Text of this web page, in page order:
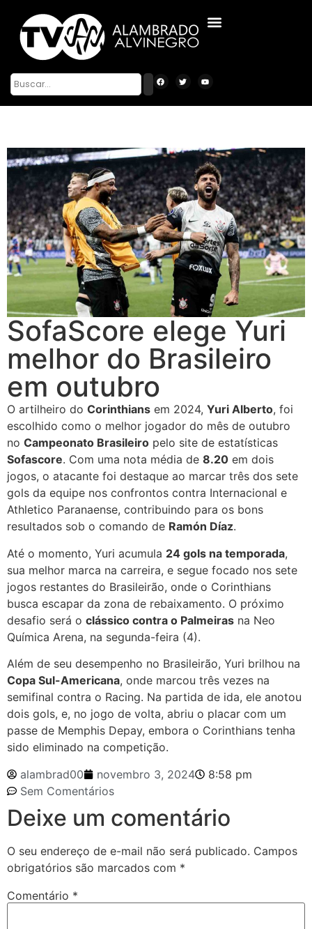
SofaScore elege Yuri
melhor do Brasileiro
em outubro
O artilheiro do Corinthians em 2024, Yuri Alberto, foi
escolhido como o melhor jogador do mês de outubro
no Campeonato Brasileiro pelo site de estatísticas
Sofascore. Com uma nota média de 8.20 em dois
jogos, o atacante foi destaque ao marcar três dos sete
gols da equipe nos confrontos contra Internacional e
Athletico Paranaense, contribuindo para os bons
resultados sob o comando de Ramón Díaz.
Até o momento, Yuri acumula 24 gols na temporada,
sua melhor marca na carreira, e segue focado nos sete
jogos restantes do Brasileirão, onde o Corinthians
busca escapar da zona de rebaixamento. O próximo
desafio será o clássico contra o Palmeiras na Neo
Química Arena, na segunda-feira (4).
Além de seu desempenho no Brasileirão, Yuri brilhou na
Copa Sul-Americana, onde marcou três vezes na
semifinal contra o Racing. Na partida de ida, ele anotou
dois gols, e, no jogo de volta, abriu o placar com um
passe de Memphis Depay, embora o Corinthians tenha
sido eliminado na competição.
alambrad00
novembro 3, 2024
8:58 pm
Sem Comentários
Deixe um comentário
O seu endereço de e-mail não será publicado. Campos
obrigatórios são marcados com *
Comentário *